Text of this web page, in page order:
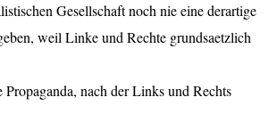
Gesellschaft noch nie eine derartige
weil Linke und Rechte grundsaetzlich
nach der Links und Rechts